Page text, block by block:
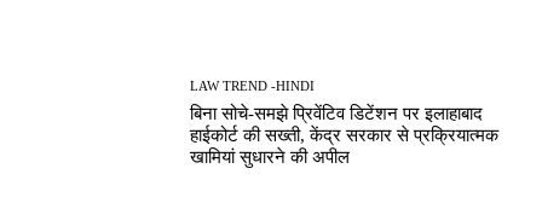
LAW TREND -HINDI
बिना सोचे-समझे प्रिवेंटिव डिटेंशन पर इलाहाबाद
हाईकोर्ट की सख्ती, केंद्र सरकार से प्रक्रियात्मक
खामियां सुधारने की अपील